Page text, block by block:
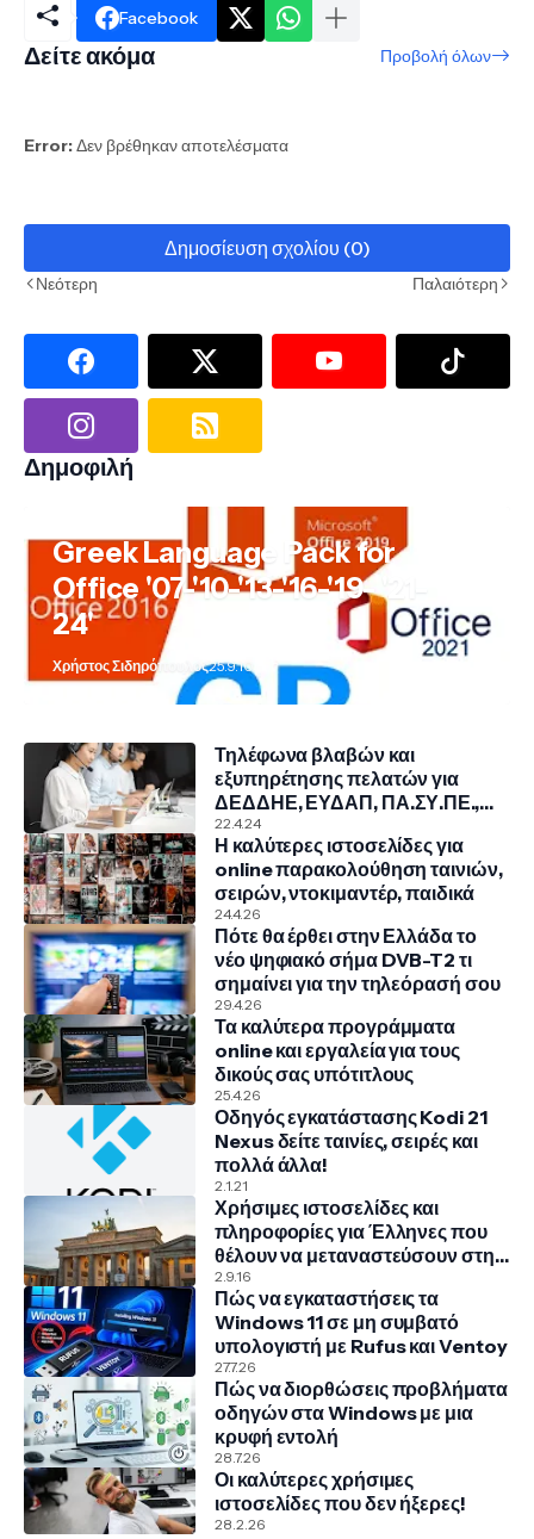
Facebook
Δείτε ακόμα Προβολή όλων
Error:Δεν βρέθηκαν αποτελέσματα
Δημοσίευση σχολίου (0)
Νεότερη Παλαιότερη
Δημοφιλή
Greek Language Pack for
Office '07-'10-'13-'16-'19- '21-
24'
Χρήστος Σιδηρόπουλος25.9.10
Τηλέφωνα βλαβών και
εξυπηρέτησης πελατών για
ΔΕΔΔΗΕ, ΕΥΔΑΠ, ΠΑ.ΣΥ.ΠΕ.,
COSMOTE, NOVA, VODAFONE
22.4.24
Η καλύτερες ιστοσελίδες για
online παρακολούθηση ταινιών,
σειρών, ντοκιμαντέρ, παιδικά
24.4.26
Πότε θα έρθει στην Ελλάδα το
νέο ψηφιακό σήμα DVB-T2 τι
σημαίνει για την τηλεόρασή σου
29.4.26
Τα καλύτερα προγράμματα
online και εργαλεία για τους
δικούς σας υπότιτλους
25.4.26
Οδηγός εγκατάστασης Kodi 21
Nexus δείτε ταινίες, σειρές και
πολλά άλλα!
2.1.21
Χρήσιμες ιστοσελίδες και
πληροφορίες για Έλληνες που
θέλουν να μεταναστεύσουν στην
Γερμανία
2.9.16
Πώς να εγκαταστήσεις τα
Windows 11 σε μη συμβατό
υπολογιστή με Rufus και Ventoy
27.7.26
Πώς να διορθώσεις προβλήματα
οδηγών στα Windows με μια
κρυφή εντολή
28.7.26
Οι καλύτερες χρήσιμες
ιστοσελίδες που δεν ήξερες!
28.2.26